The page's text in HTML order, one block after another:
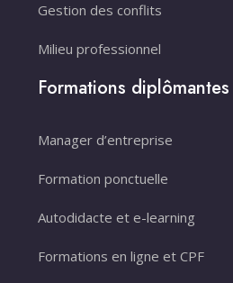
Gestion des conflits
Milieu professionnel
Formations diplômantes
Manager d’entreprise
Formation ponctuelle
Autodidacte et e-learning
Formations en ligne et CPF